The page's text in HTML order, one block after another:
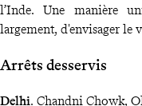
l’Inde. Une manière
largement, d'envisager le
Arrêts desservis
Delhi. Chandni Chowk,